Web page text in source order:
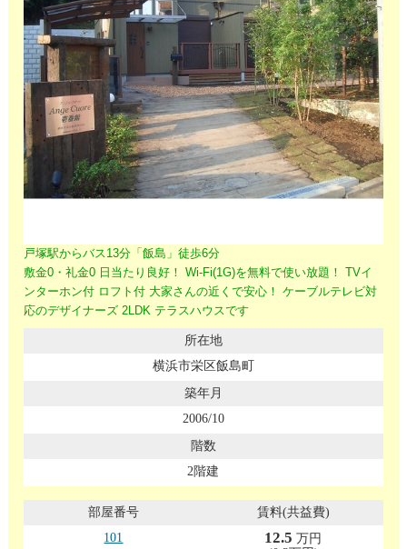
戸塚駅からバス13分「飯島」徒歩6分
敷金0・礼金0 日当たり良好！ Wi-Fi(1G)を無料で使い放題！
TVイ
ンターホン付 ロフト付 大家さんの近くで安心！ ケーブルテレビ対
応のデザイナーズ 2LDK テラスハウスです
横浜市栄区飯島町
2006/10
2階建
101 12.5 万円